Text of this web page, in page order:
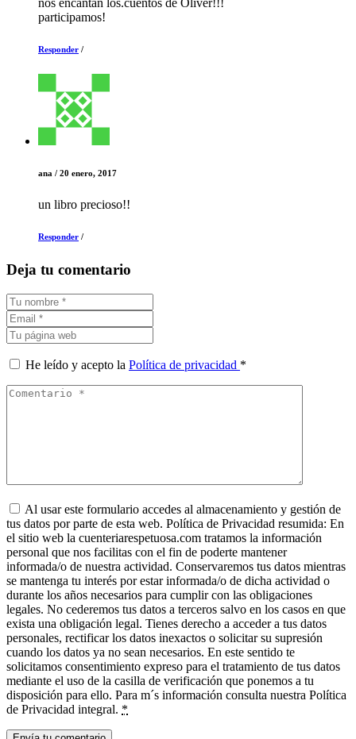
nos encantan los.cuentos de Oliver!!!
participamos!
Responder /
ana / 20 enero, 2017
un libro precioso!!
Responder /
Deja tu comentario
He leído y acepto la Política de privacidad *
Al usar este formulario accedes al almacenamiento y gestión de
tus datos por parte de esta web. Política de Privacidad resumida: En
el sitio web la cuenteriarespetuosa.com tratamos la información
personal que nos facilitas con el fin de poderte mantener
informada/o de nuestra actividad. Conservaremos tus datos mientras
se mantenga tu interés por estar informada/o de dicha actividad o
durante los años necesarios para cumplir con las obligaciones
legales. No cederemos tus datos a terceros salvo en los casos en que
exista una obligación legal. Tienes derecho a acceder a tus datos
personales, rectificar los datos inexactos o solicitar su supresión
cuando los datos ya no sean necesarios. En este sentido te
solicitamos consentimiento expreso para el tratamiento de tus datos
mediante el uso de la casilla de verificación que ponemos a tu
disposición para ello. Para m´s información consulta nuestra Política
de Privacidad integral. *